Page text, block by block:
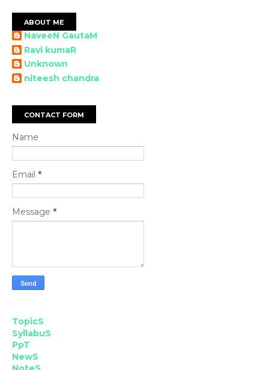
ABOUT ME
NaveeN GautaM
Ravi kumaR
Unknown
niteesh chandra
CONTACT FORM
Name
Email *
Message *
TopicS
SyllabuS
PpT
NewS